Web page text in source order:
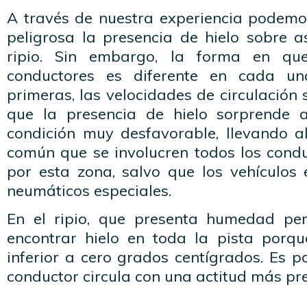
A través de nuestra experiencia
peligrosa la presencia de hielo sobre
ripio. Sin embargo, la forma en
conductores es diferente en cada
primeras, las velocidades de circulación
que la presencia de hielo sorprende
condición muy desfavorable, llevando
común que se involucren todos los
por esta zona, salvo que los vehículos
neumáticos especiales.
En el ripio, que presenta humedad
encontrar hielo en toda la pista
inferior a cero grados centígrados. Es
conductor circula con una actitud más